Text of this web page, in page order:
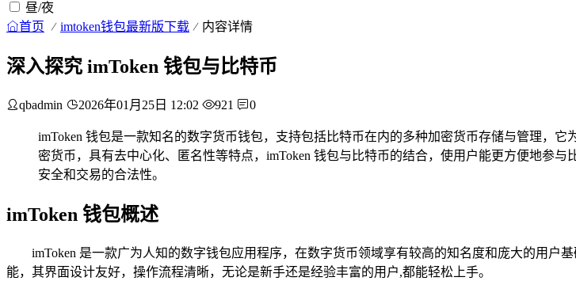
昼/夜
首页 imtoken钱包最新版下载 内容详情
深入探究 imToken 钱包与比特币
qbadmin 2026年01月25日 12:02 921 0
imToken 钱包是一款知名的数字货币钱包，支持包括比特币在内的多种加密货币存储与管理，
密货币，具有去中心化、匿名性等特点，imToken 钱包与比特币的结合，使用户能更方便地参
安全和交易的合法性。
imToken 钱包概述
imToken 是一款广为人知的数字钱包应用程序，在数字货币领域享有较高的知名度和庞大的用
能，其界面设计友好，操作流程清晰，无论是新手还是经验丰富的用户,都能轻松上手。